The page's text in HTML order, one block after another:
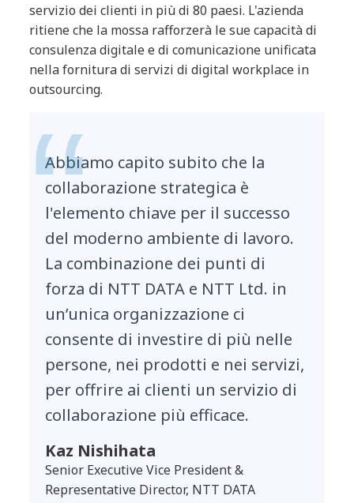
servizio dei clienti in più di 80 paesi. L'azienda
ritiene che la mossa rafforzerà le sue capacità di
consulenza digitale e di comunicazione unificata
nella fornitura di servizi di digital workplace in
outsourcing.
Abbiamo capito subito che la
collaborazione strategica è
l'elemento chiave per il successo
del moderno ambiente di lavoro.
La combinazione dei punti di
forza di NTT DATA e NTT Ltd. in
un’unica organizzazione ci
consente di investire di più nelle
persone, nei prodotti e nei servizi,
per offrire ai clienti un servizio di
collaborazione più efficace.
Kaz Nishihata
Senior Executive Vice President &
Representative Director, NTT DATA